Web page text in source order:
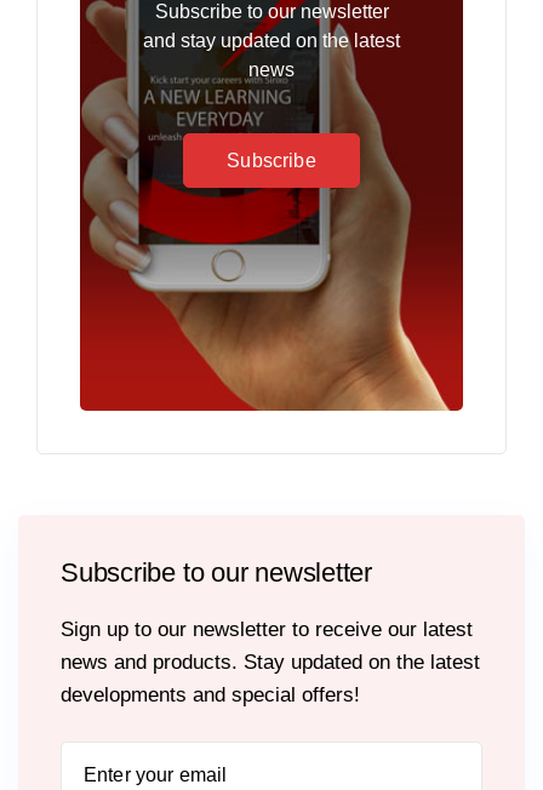
Subscribe to our newsletter
and stay updated on the latest
news
Subscribe
Subscribe to our newsletter
Sign up to our newsletter to receive our latest
news and products. Stay updated on the latest
developments and special offers!